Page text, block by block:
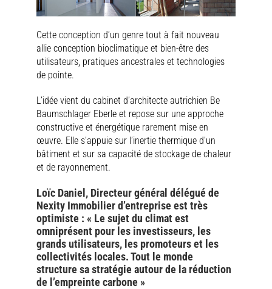
Cette conception d’un genre tout à fait nouveau
allie conception bioclimatique et bien-être des
utilisateurs, pratiques ancestrales et technologies
de pointe.
L’idée vient du cabinet d’architecte autrichien Be
Baumschlager Eberle et repose sur une approche
constructive et énergétique rarement mise en
œuvre. Elle s’appuie sur l’inertie thermique d’un
bâtiment et sur sa capacité de stockage de chaleur
et de rayonnement.
Loïc Daniel, Directeur général délégué de
Nexity Immobilier d’entreprise est très
optimiste : « Le sujet du climat est
omniprésent pour les investisseurs, les
grands utilisateurs, les promoteurs et les
collectivités locales. Tout le monde
structure sa stratégie autour de la réduction
de l’empreinte carbone »